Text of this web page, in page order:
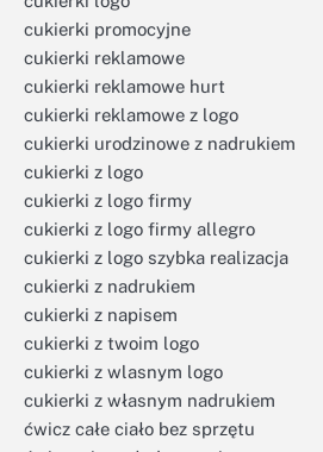
cukierki promocyjne
cukierki reklamowe
cukierki reklamowe hurt
cukierki reklamowe z logo
cukierki urodzinowe z nadrukiem
cukierki z logo
cukierki z logo firmy
cukierki z logo firmy allegro
cukierki z logo szybka realizacja
cukierki z nadrukiem
cukierki z napisem
cukierki z twoim logo
cukierki z wlasnym logo
cukierki z własnym nadrukiem
ćwicz całe ciało bez sprzętu